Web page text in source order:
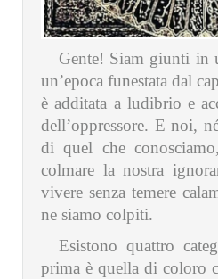
Gente! Siam giunti in
un’epoca funestata dal
è additata a ludibrio e
dell’oppressore. E noi,
di quel che
colmare la nostra
vivere senza temere
ne siamo colpiti.
Esistono quattro
prima è quella di coloro